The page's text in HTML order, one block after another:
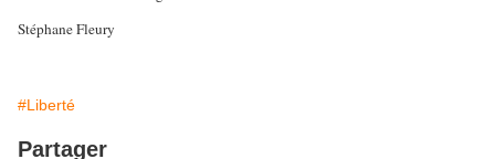
Stéphane Fleury
#Liberté
Partager